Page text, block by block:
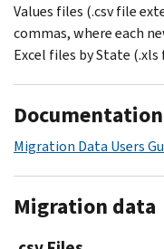
Values files (.csv file
commas, where each
Excel files by State
Documentation
Migration Data Users
Migration data